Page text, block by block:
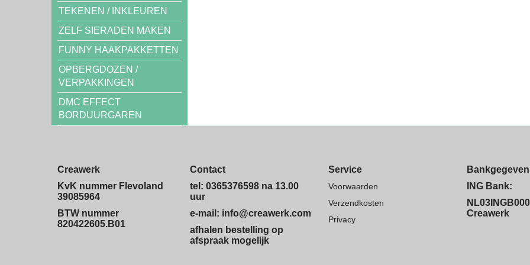
TEKENEN / INKLEUREN
ZELF SIERADEN MAKEN
FUNNY HAAKPAKKETTEN
OPBERGDOZEN /
VERPAKKINGEN
DMC EFFECT
BORDUURGAREN
Creawerk
KvK nummer Flevoland
39085964
BTW nummer
820422605.B01
Contact
tel: 0365376598 na 13.00
uur
e-mail: info@creawerk.com
afhalen bestelling op
afspraak mogelijk
Service
Voorwaarden
Verzendkosten
Privacy
ING Bank:
Creawerk